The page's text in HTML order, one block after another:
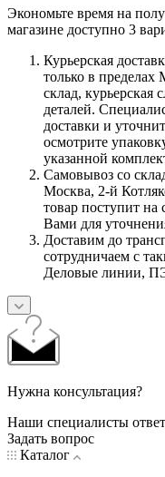
Экономьте время на
магазине доступно 3
Курьерская
только в
склад, курьерская
деталей.
доставки и
осмотрите
указанной
Самовывоз со
Москва, 2-й
товар поступит на
Вами для
Доставим до
сотрудничаем с
Деловые линии,
Нужна консультация?
Наши специалисты
Задать вопрос
Каталог